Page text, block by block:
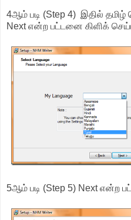
4ஆம் படி (Step 4) இதில்
Next என்ற பட்டனை கிளிக்
5ஆம் படி (Step 5) Next என்ற